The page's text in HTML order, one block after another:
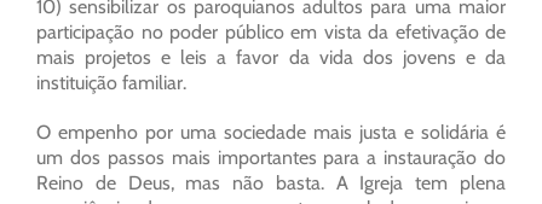
10) sensibilizar os paroquianos adultos para uma maior
participação no poder público em vista da efetivação de
mais projetos e leis a favor da vida dos jovens e da
instituição familiar.
O empenho por uma sociedade mais justa e solidária é
um dos passos mais importantes para a instauração do
Reino de Deus, mas não basta. A Igreja tem plena